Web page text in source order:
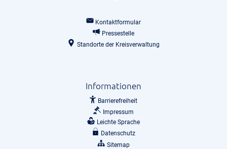
Kontaktformular
Pressestelle
Standorte der Kreisverwaltung
Informationen
Barrierefreiheit
Impressum
Leichte Sprache
Datenschutz
Sitemap